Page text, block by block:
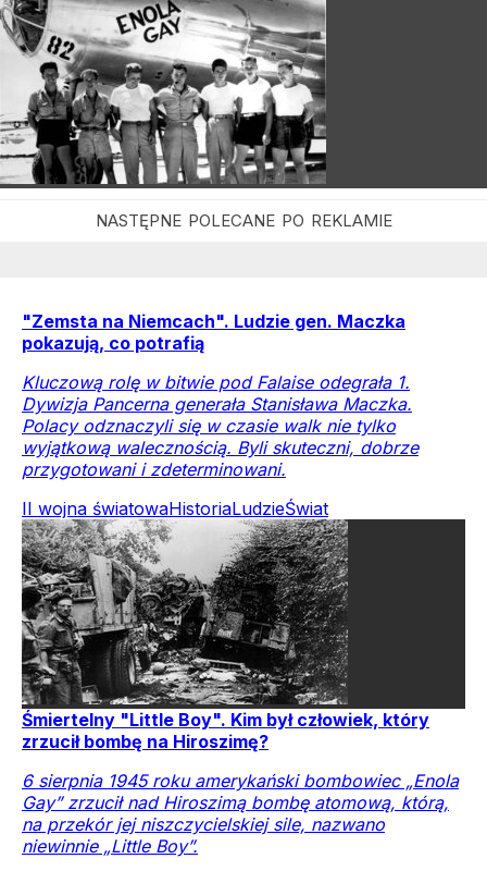
"Zemsta na Niemcach". Ludzie gen. Maczka
pokazują, co potrafią
Kluczową rolę w bitwie pod Falaise odegrała 1.
Dywizja Pancerna generała Stanisława Maczka.
Polacy odznaczyli się w czasie walk nie tylko
wyjątkową walecznością. Byli skuteczni, dobrze
przygotowani i zdeterminowani.
II wojna światowaHistoriaLudzieŚwiat
Śmiertelny "Little Boy". Kim był człowiek, który
zrzucił bombę na Hiroszimę?
6 sierpnia 1945 roku amerykański bombowiec „Enola
Gay” zrzucił nad Hiroszimą bombę atomową, którą,
na przekór jej niszczycielskiej sile, nazwano
niewinnie „Little Boy”.